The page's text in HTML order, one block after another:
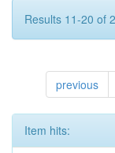
Results 11-20 of
previous
Item hits: